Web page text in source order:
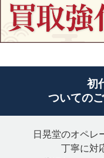
初
ついての
日晃堂のオペレ
丁寧に対